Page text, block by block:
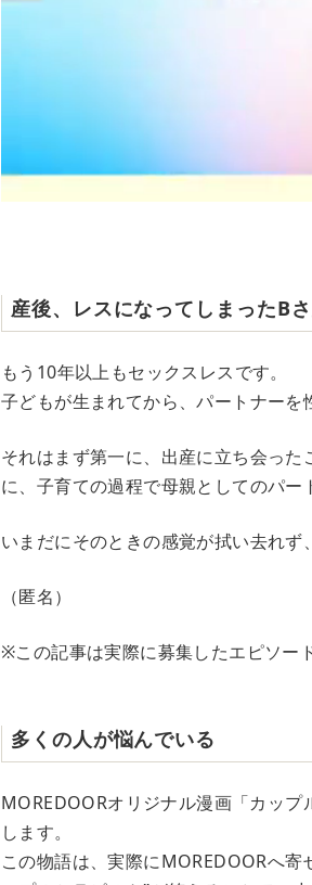
産後、レスになってしまったB
もう10年以上もセックスレスです。
子どもが生まれてから、パートナーを
それはまず第一に、出産に立ち会っ
に、子育ての過程で母親としてのパー
いまだにそのときの感覚が拭い去れず
（匿名）
※この記事は実際に募集したエピソー
多くの人が悩んでいる
MOREDOORオリジナル漫画「カッ
します。
この物語は、実際にMOREDOORへ